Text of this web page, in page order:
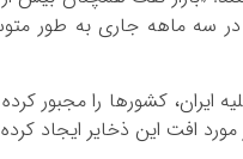
ایران، کشورها را مجبور
مورد افت این ذخایر ایجاد